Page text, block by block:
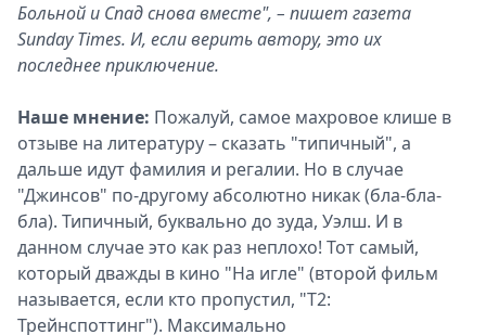
Больной и Спад снова вместе", – пишет газета
Sunday Times. И, если верить автору, это их
последнее приключение.
Наше мнение: Пожалуй, самое махровое клише в
отзыве на литературу – сказать "типичный", а
дальше идут фамилия и регалии. Но в случае
"Джинсов" по-другому абсолютно никак (бла-бла-
бла). Типичный, буквально до зуда, Уэлш. И в
данном случае это как раз неплохо! Тот самый,
который дважды в кино "На игле" (второй фильм
называется, если кто пропустил, "T2:
Трейнспоттинг"). Максимально